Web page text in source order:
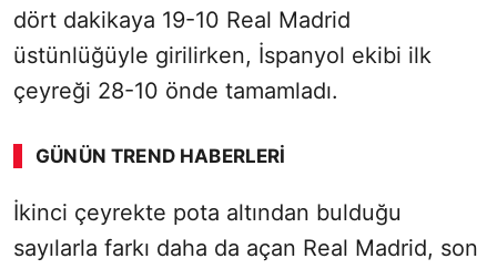
dört dakikaya 19-10 Real Madrid
üstünlüğüyle girilirken, İspanyol ekibi ilk
çeyreği 28-10 önde tamamladı.
GÜNÜN TREND HABERLERI
İkinci çeyrekte pota altından bulduğu
sayılarla farkı daha da açan Real Madrid, son